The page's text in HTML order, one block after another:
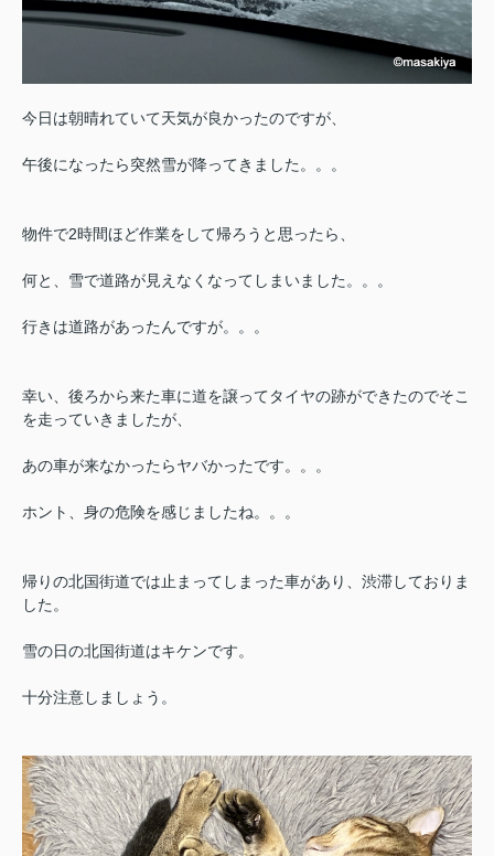
今日は朝晴れていて天気が良かったのですが、
午後になったら突然雪が降ってきました。。。
物件で2時間ほど作業をして帰ろうと思ったら、
何と、雪で道路が見えなくなってしまいました。。。
行きは道路があったんですが。。。
幸い、後ろから来た車に道を譲ってタイヤの跡ができたのでそこ
を走っていきましたが、
あの車が来なかったらヤバかったです。。。
ホント、身の危険を感じましたね。。。
帰りの北国街道では止まってしまった車があり、渋滞しておりま
した。
雪の日の北国街道はキケンです。
十分注意しましょう。